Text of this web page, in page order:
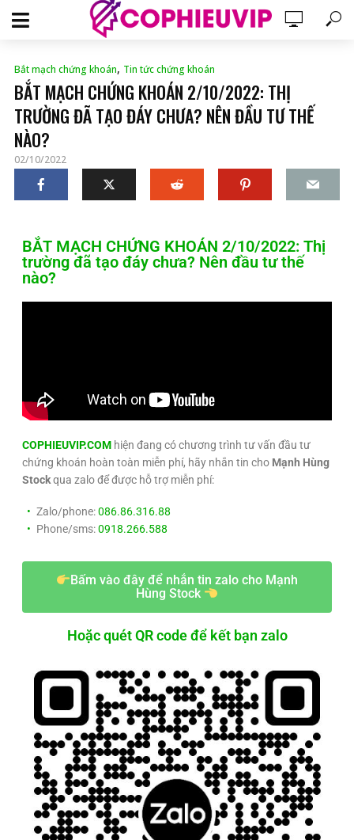
Bắt mạch chứng khoán, Tin tức chứng khoán
BẮT MẠCH CHỨNG KHOÁN 2/10/2022: THỊ
TRƯỜNG ĐÃ TẠO ĐÁY CHƯA? NÊN ĐẦU TƯ THẾ
NÀO?
02/10/2022
BẮT MẠCH CHỨNG KHOÁN 2/10/2022: Thị
trường đã tạo đáy chưa? Nên đầu tư thế
nào?
COPHIEUVIP.COM hiện đang có chương trình tư vấn đầu tư
chứng khoán hoàn toàn miễn phí, hãy nhắn tin cho Mạnh Hùng
Stockqua zalo để được hỗ trợ miễn phí:
Zalo/phone:086.86.316.88
Phone/sms:0918.266.588
Bấm vào đây để nhắn tin zalo cho Mạnh
Hùng Stock
Hoặc quét QR code để kết bạn zalo